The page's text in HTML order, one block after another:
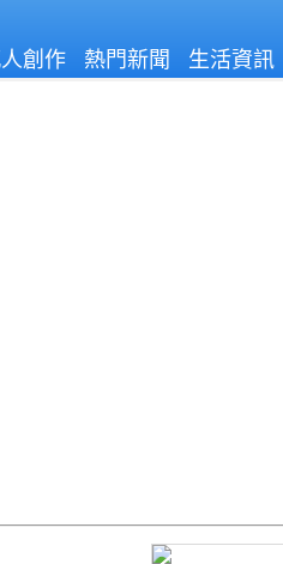
創作 熱門新聞 生活資訊